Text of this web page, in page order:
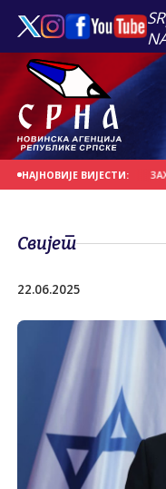
НАЈНОВИЈЕ ВИЈЕСТИ:
НА ДАНАШЊИ ДАН
Свијет
22.06.2025